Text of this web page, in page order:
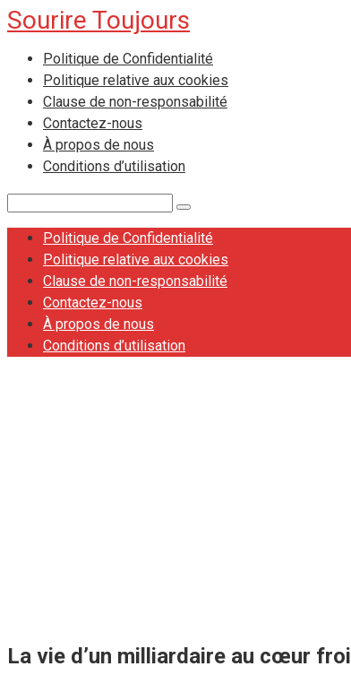
Skip
to
content
Sourire Toujours
Politique de Confidentialité
Politique relative aux cookies
Clause de non-responsabilité
Contactez-nous
À propos de nous
Conditions d’utilisation
Politique de Confidentialité
Politique relative aux cookies
Clause de non-responsabilité
Contactez-nous
À propos de nous
Conditions d’utilisation
La vie d’un milliardaire au cœur